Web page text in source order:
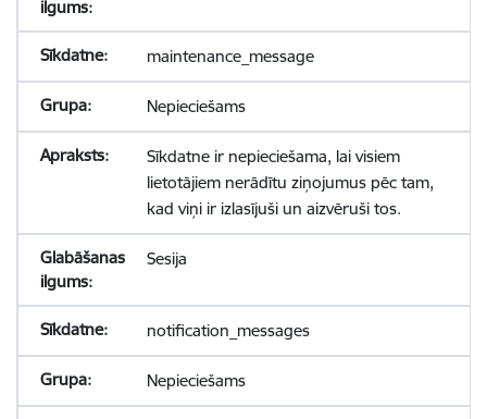
maintenance_message
Nepieciešams
Sīkdatne ir nepieciešama, lai visiem
lietotājiem nerādītu ziņojumus pēc tam,
kad viņi ir izlasījuši un aizvēruši tos.
Sesija
notification_messages
Nepieciešams